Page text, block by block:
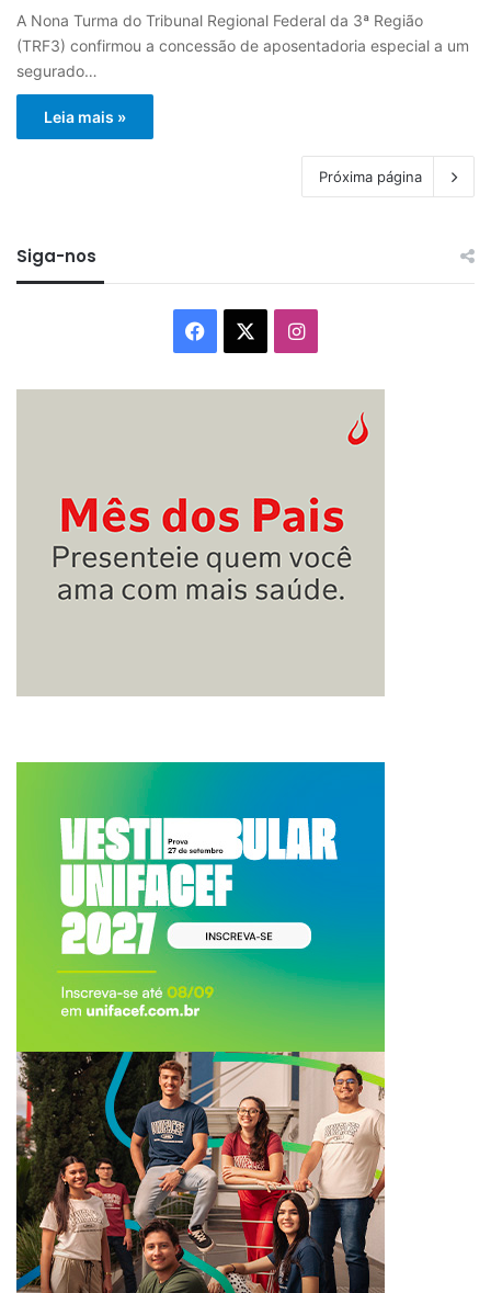
A Nona Turma do Tribunal Regional Federal da 3ª Região
(TRF3) confirmou a concessão de aposentadoria especial a um
segurado…
Leia mais »
Próxima página
Siga-nos
Facebook Instagram